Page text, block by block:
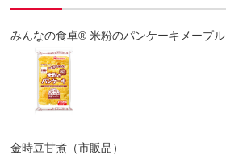
みんなの食卓® 米粉のパンケーキメープル
金時豆甘煮（市販品）